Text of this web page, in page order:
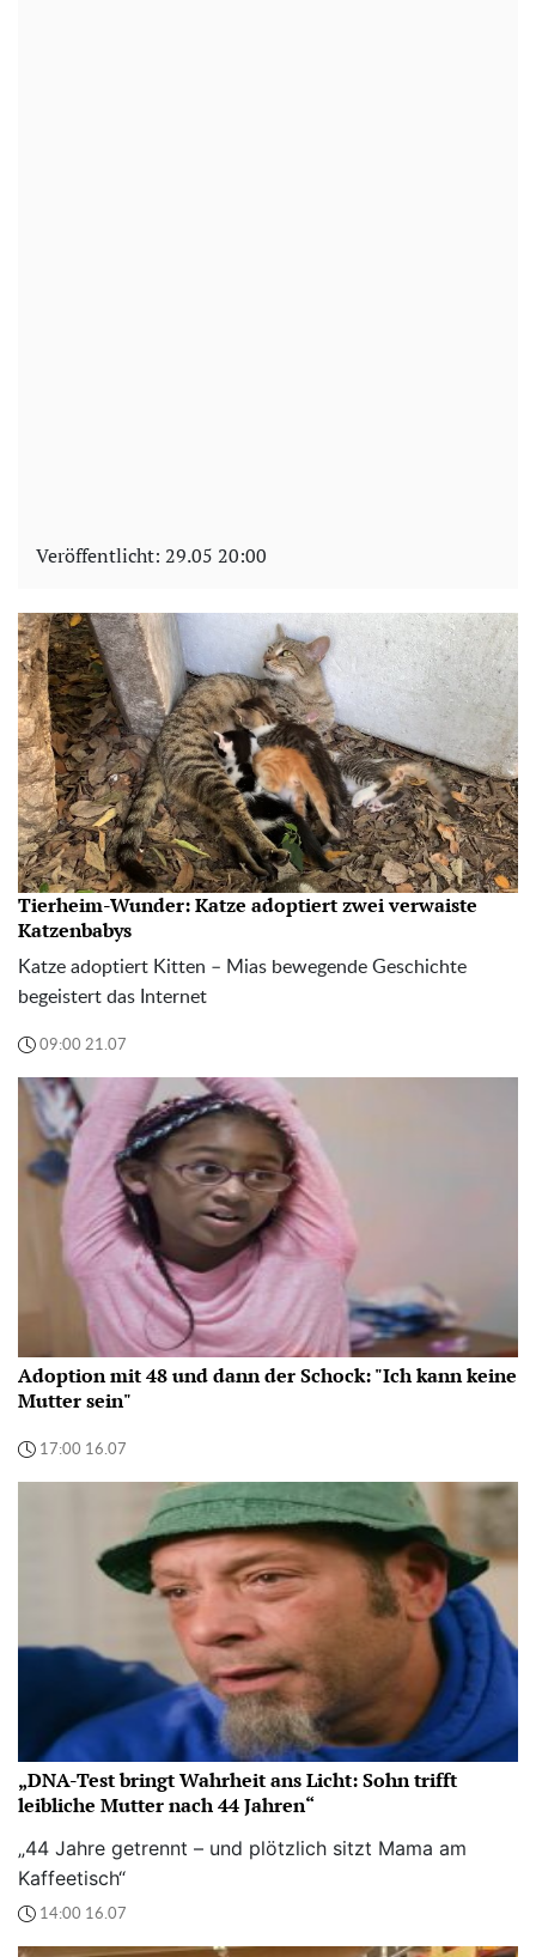
Veröffentlicht: 29.05 20:00
Tierheim-Wunder: Katze adoptiert zwei verwaiste
Katzenbabys
Katze adoptiert Kitten – Mias bewegende Geschichte
begeistert das Internet
09:00 21.07
Adoption mit 48 und dann der Schock: "Ich kann keine
Mutter sein"
17:00 16.07
„DNA-Test bringt Wahrheit ans Licht: Sohn trifft
leibliche Mutter nach 44 Jahren“
„44 Jahre getrennt – und plötzlich sitzt Mama am
Kaffeetisch“
14:00 16.07